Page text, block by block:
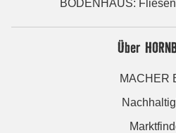
BODENHAUS:
Über
MACHER